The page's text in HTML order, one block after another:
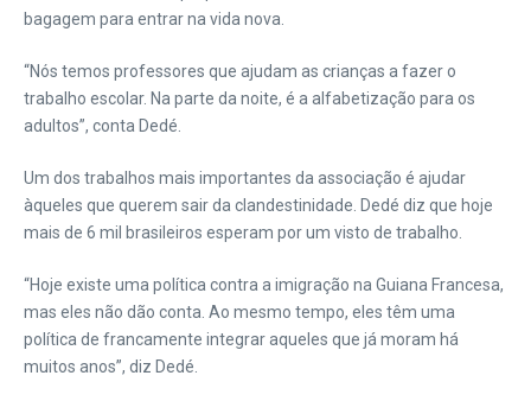
bagagem para entrar na vida nova.
“Nós temos professores que ajudam as crianças a fazer o
trabalho escolar. Na parte da noite, é a alfabetização para os
adultos”, conta Dedé.
Um dos trabalhos mais importantes da associação é ajudar
àqueles que querem sair da clandestinidade. Dedé diz que hoje
mais de 6 mil brasileiros esperam por um visto de trabalho.
“Hoje existe uma política contra a imigração na Guiana Francesa,
mas eles não dão conta. Ao mesmo tempo, eles têm uma
política de francamente integrar aqueles que já moram há
muitos anos”, diz Dedé.